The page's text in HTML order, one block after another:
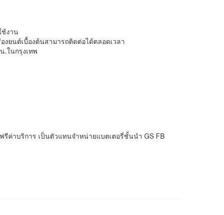
ช้งาน
งยนต์เบื้องต้นสามารถติดต่อได้ตลอดเวลา
.ในกรุงเทพ
ค่าบริการ เป็นตัวแทนจำหน่ายแบตเตอรี่ชั้นนำ GS FB